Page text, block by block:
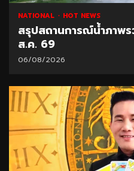
NATIONAL HOT NEWS
สรุปสถานการณ์น้ำภาพ
ส.ค. 69
06/08/2026